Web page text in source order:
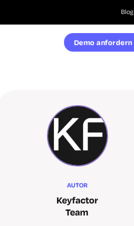
Blog
Demo anfordern
AUTOR
Keyfactor
Team